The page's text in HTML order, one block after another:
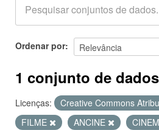
GRUPOS
SOBRE
Ordenar por
1 conjunto de
Licenças: Creative Commons
FILME
ANCINE